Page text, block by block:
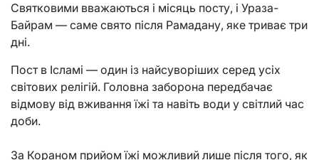
Святковими вважаються і місяць посту, і Ураза-
Байрам — саме свято після Рамадану, яке триває три
дні.
Пост в Ісламі — один із найсуворіших серед усіх
світових релігій. Головна заборона передбачає
відмову від вживання їжі та навіть води у світлий час
доби.
За Кораном прийом їжі можливий лише після того, як